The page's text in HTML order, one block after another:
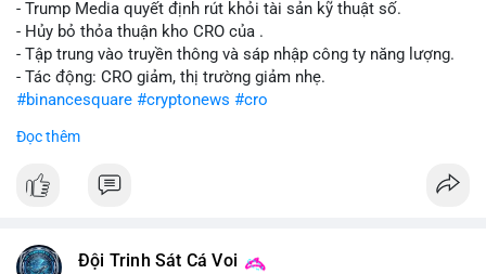
- Trump Media quyết định rút khỏi tài sản kỹ thuật số.
- Hủy bỏ thỏa thuận kho CRO của .
- Tập trung vào truyền thông và sáp nhập công ty năng lượng.
- Tác động: CRO giảm, thị trường giảm nhẹ.
#binancesquare #cryptonews #cro
$cro
#vlikevn #titanbot
Đọc thêm
Đội Trinh Sát Cá Voi